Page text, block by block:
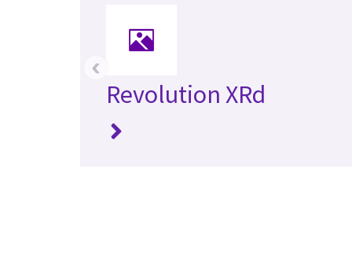
Revolution XRd
‹